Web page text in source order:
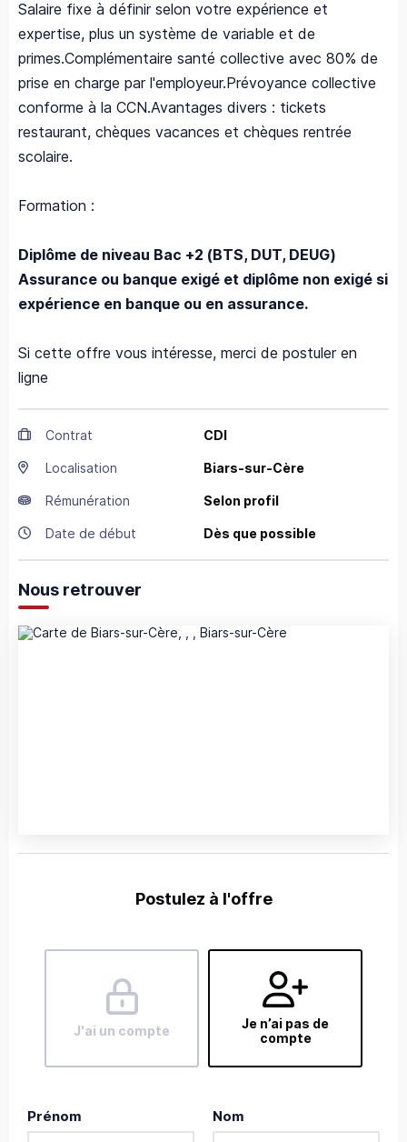
Salaire fixe à définir selon votre expérience et
expertise, plus un système de variable et de
primes.Complémentaire santé collective avec 80% de
prise en charge par l'employeur.Prévoyance collective
conforme à la CCN.Avantages divers : tickets
restaurant, chèques vacances et chèques rentrée
scolaire.
Formation :
Diplôme de niveau Bac +2 (BTS, DUT, DEUG)
Assurance ou banque exigé et diplôme non exigé si
expérience en banque ou en assurance.
Si cette offre vous intéresse, merci de postuler en
ligne
Contrat CDI
Localisation Biars-sur-Cère
Rémunération Selon profil
Date de début Dès que possible
Nous retrouver
Postulez à l'offre
J'ai un compte
Je n’ai pas de
compte
Prénom Nom